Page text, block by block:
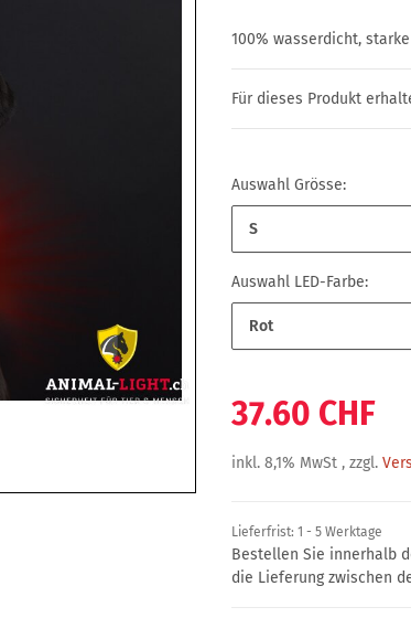
100% wasserdicht,
Für dieses Produkt
Auswahl Grösse:
S
Auswahl LED-Farbe:
Rot
37.60 CHF
inkl. 8,1% MwSt , zzgl.
Lieferfrist: 1 - 5 Werktage
Bestellen Sie innerhalb
die Lieferung zwischen